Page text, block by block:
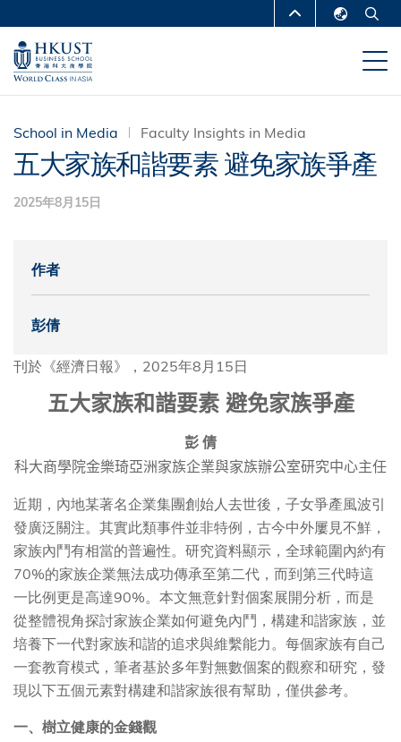
主
內
MORE ABOUT HKUST
UNIVERSITY NEWS
DEPARTMENTS A-Z
LIFE@HKUST LIBRARY
MAP & DIRECTIONS CAREERS AT HKUST
FACULTY PROFILES
School in Media Faculty Insights in Media
五大家族和諧要素 避免家族爭產
2025年8月15日
作者
彭倩
刊於《經濟日報》，2025年8月15日
五大家族和諧要素 避免家族爭產
彭 倩
科大商學院金樂琦亞洲家族企業與家族辦公室研究中心主任
近期，內地某著名企業集團創始人去世後，子女爭產風波引
發廣泛關注。其實此類事件並非特例，古今中外屢見不鮮，
家族內鬥有相當的普遍性。研究資料顯示，全球範圍內約有
70%的家族企業無法成功傳承至第二代，而到第三代時這
一比例更是高達90%。本文無意針對個案展開分析，而是
從整體視角探討家族企業如何避免內鬥，構建和諧家族，並
培養下一代對家族和諧的追求與維繫能力。每個家族有自己
一套教育模式，筆者基於多年對無數個案的觀察和研究，發
現以下五個元素對構建和諧家族很有幫助，僅供參考。
一、樹立健康的金錢觀